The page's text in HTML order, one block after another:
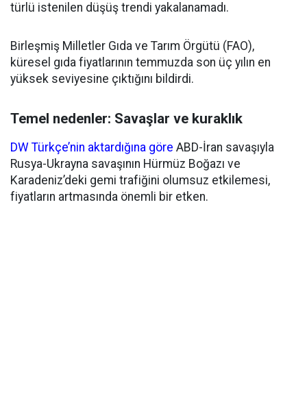
türlü istenilen düşüş trendi yakalanamadı.
Birleşmiş Milletler Gıda ve Tarım Örgütü (FAO),
küresel gıda fiyatlarının temmuzda son üç yılın en
yüksek seviyesine çıktığını bildirdi.
Temel nedenler: Savaşlar ve kuraklık
DW Türkçe’nin aktardığına göre ABD-İran savaşıyla
Rusya-Ukrayna savaşının Hürmüz Boğazı ve
Karadeniz’deki gemi trafiğini olumsuz etkilemesi,
fiyatların artmasında önemli bir etken.